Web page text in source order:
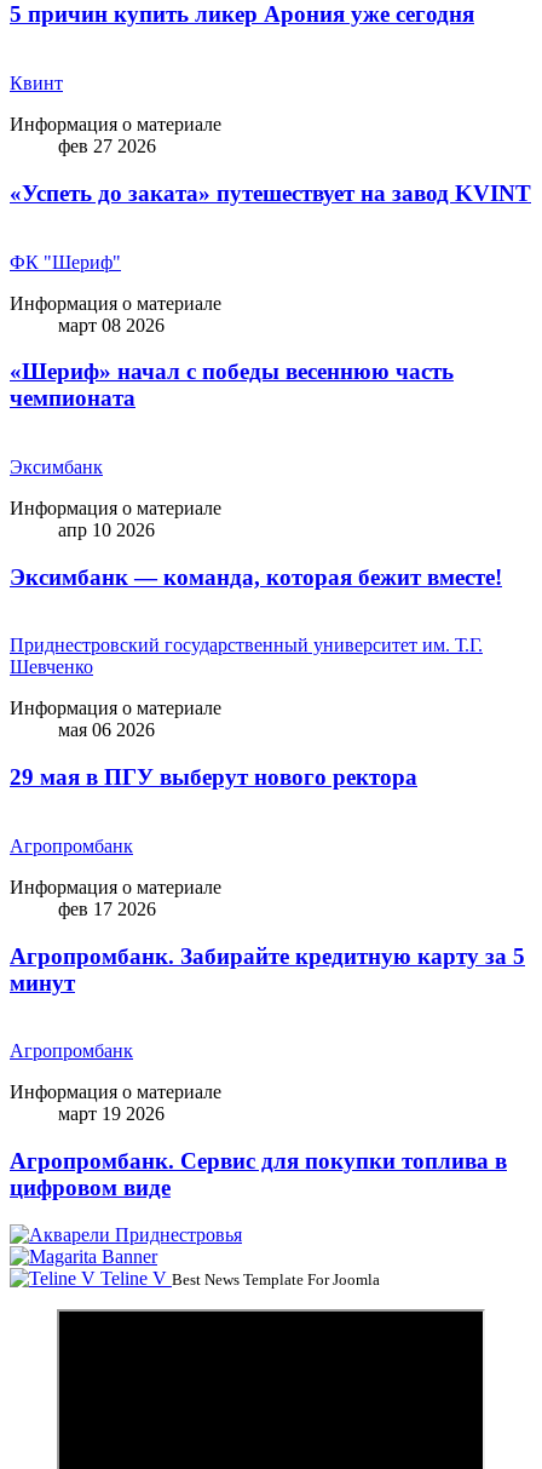
5 причин купить ликep Арония уже сегодня
Квинт
Информация о материале
фев 27 2026
«Успеть до заката» путешествует на завод KVINT
ФК "Шериф"
Информация о материале
март 08 2026
«Шериф» начал с победы весеннюю часть
чемпионата
Эксимбанк
Информация о материале
апр 10 2026
Эксимбанк — команда, которая бежит вместе!
Приднестровский государственный университет им. Т.Г.
Шевченко
Информация о материале
мая 06 2026
29 мая в ПГУ выберут нового ректора
Агропромбанк
Информация о материале
фев 17 2026
Агропромбанк. Забирайте кредитную карту за 5
минут
Агропромбанк
Информация о материале
март 19 2026
Агропромбанк. Сервис для покупки топлива в
цифровом виде
Teline V Best News Template For Joomla